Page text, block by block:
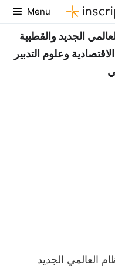
Aller
au
contenu
Menu
الجديد والقطبية
وعلوم التدبير
العالمي الجديد